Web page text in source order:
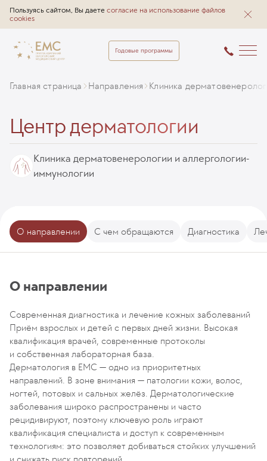
Пользуясь сайтом, Вы даете согласие на использование файлов
cookies
Годовые программы
Главная страница Направления Клиника
Центр дерматологии
Клиника дерматовенерологии и аллергологии-
иммунологии
О направлении С чем обращаются Диагностика
О направлении
Современная диагностика и лечение кожных заболеваний
Приём взрослых и детей с первых дней жизни. Высокая
квалификация врачей, современные протоколы
и собственная лабораторная база.
Дерматология в EMC — одно из приоритетных
направлений. В зоне внимания — патологии кожи, волос,
ногтей, потовых и сальных желёз. Дерматологические
заболевания широко распространены и часто
рецидивируют, поэтому ключевую роль играют
квалификация специалиста и доступ к современным
технологиям: это позволяет добиваться стойких улучшений